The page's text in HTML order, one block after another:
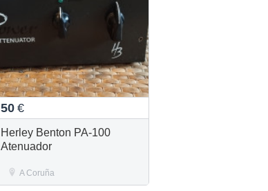
50 €
Herley Benton PA-100
Atenuador
A Coruña